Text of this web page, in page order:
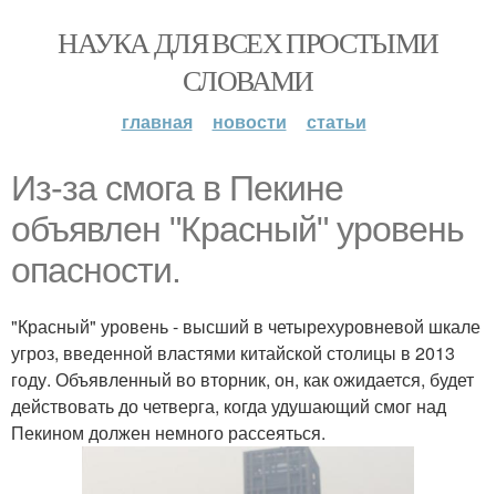
НАУКА ДЛЯ ВСЕХ ПРОСТЫМИ
СЛОВАМИ
главная новости статьи
Из-за смога в Пекине
объявлен "Красный" уровень
опасности.
"Красный" уровень - высший в четырехуровневой шкале
угроз, введенной властями китайской столицы в 2013
году. Объявленный во вторник, он, как ожидается, будет
действовать до четверга, когда удушающий смог над
Пекином должен немного рассеяться.